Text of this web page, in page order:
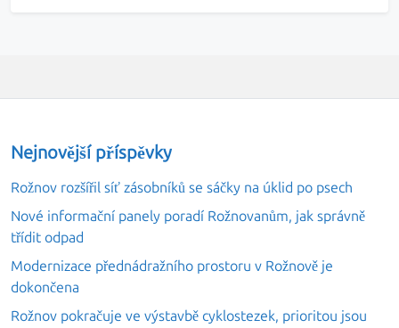
Nejnovější příspěvky
Rožnov rozšířil síť zásobníků se sáčky na úklid po psech
Nové informační panely poradí Rožnovanům, jak správně
třídit odpad
Modernizace přednádražního prostoru v Rožnově je
dokončena
Rožnov pokračuje ve výstavbě cyklostezek, prioritou jsou